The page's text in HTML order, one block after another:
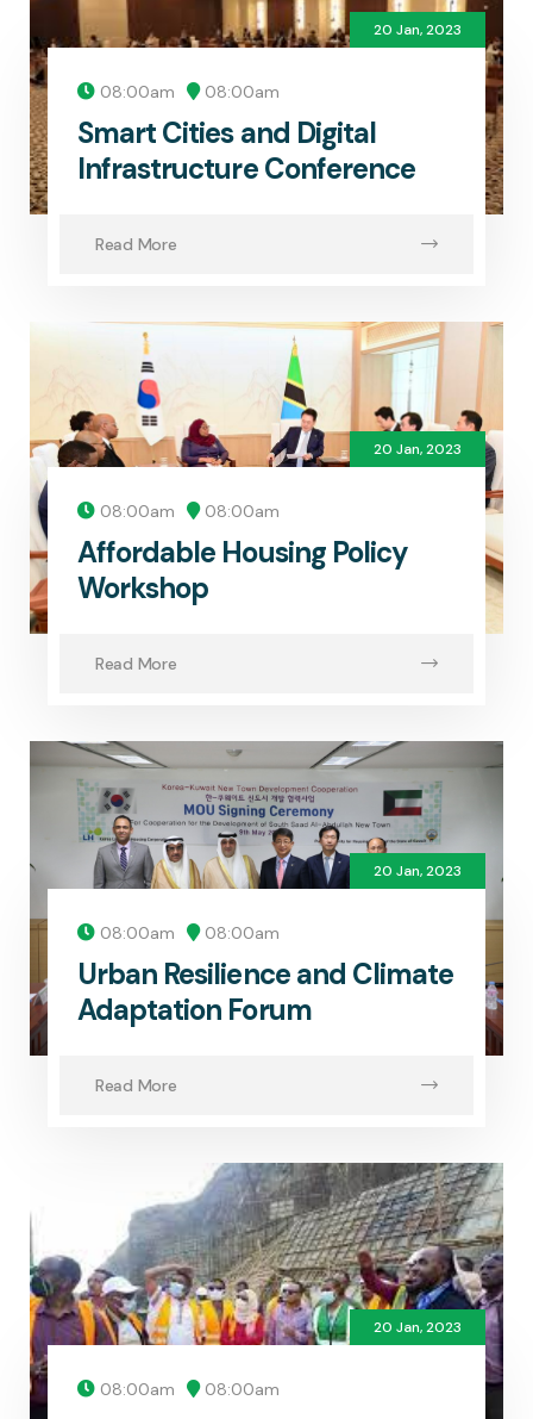
08:00am 08:00am
Smart Cities and Digital
Infrastructure Conference
Read More
20 Jan, 2023
08:00am 08:00am
Affordable Housing Policy
Workshop
Read More
20 Jan, 2023
08:00am 08:00am
Urban Resilience and Climate
Adaptation Forum
Read More
20 Jan, 2023
08:00am 08:00am
20 Jan, 2023